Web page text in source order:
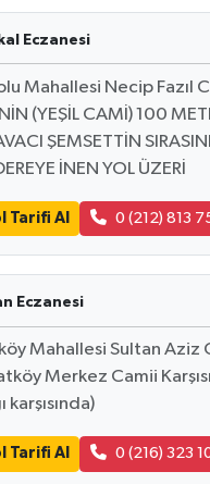
Eczanesi
Mahallesi Necip Fazıl
(YEŞİL CAMİ) 100
ŞEMSETTİN
İNEN YOL ÜZERİ
Tarifi Al 0 (212) 813
Eczanesi
Mahallesi Sultan Aziz
Merkez Camii
karşısında)
Tarifi Al 0 (216) 323